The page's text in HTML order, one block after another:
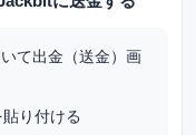
て出金（送金）画
り付ける